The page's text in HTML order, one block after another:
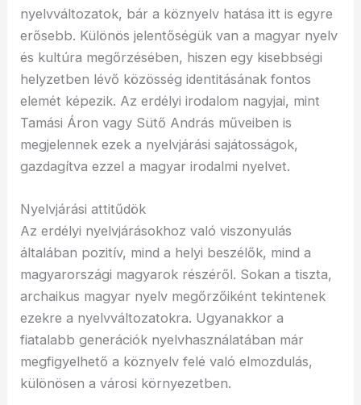
nyelvváltozatok, bár a köznyelv hatása itt is egyre
erősebb. Különös jelentőségük van a magyar nyelv
és kultúra megőrzésében, hiszen egy kisebbségi
helyzetben lévő közösség identitásának fontos
elemét képezik. Az erdélyi irodalom nagyjai, mint
Tamási Áron vagy Sütő András műveiben is
megjelennek ezek a nyelvjárási sajátosságok,
gazdagítva ezzel a magyar irodalmi nyelvet.
Nyelvjárási attitűdök
Az erdélyi nyelvjárásokhoz való viszonyulás
általában pozitív, mind a helyi beszélők, mind a
magyarországi magyarok részéről. Sokan a tiszta,
archaikus magyar nyelv megőrzőiként tekintenek
ezekre a nyelvváltozatokra. Ugyanakkor a
fiatalabb generációk nyelvhasználatában már
megfigyelhető a köznyelv felé való elmozdulás,
különösen a városi környezetben.